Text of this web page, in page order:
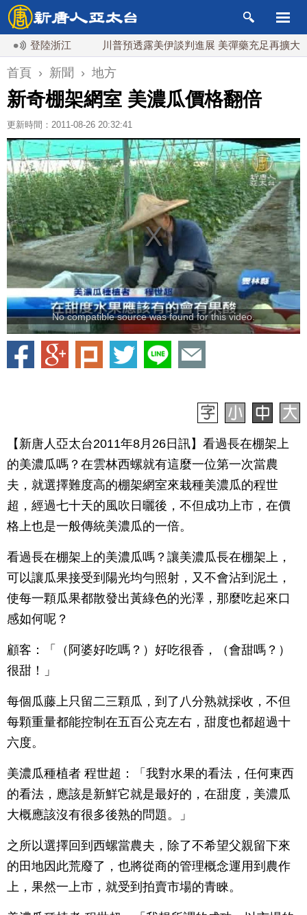
陸浙江 川普預透露美伊談判進展 美彈藥充足再擴大生產
首頁 › 新聞 › 地方
新奇棚架網室 美濃瓜價格翻倍
更新時間：2011-08-26 20:32:41
No compatible source was found for this video.
【新唐人亞太台2011年8月26日訊】看過長在棚架上
的美濃瓜嗎？在雲林西螺就有這麼一位第一次當農
夫，就選擇難度高的棚架網室來栽種美濃瓜的程世
超，經過七十天的風吹日曬後，不但成功上市，在價
格上也是一般傳統美濃瓜的一倍。
看過長在棚架上的美濃瓜嗎？讓美濃瓜長在棚架上，
可以讓瓜果接受到陽光均勻照射，又不會沾到泥土，
使每一顆瓜果都散發出黃綠色的光澤，那麼吃起來口
感如何呢？
顧客：「（阿婆好吃嗎？）好吃很香，（會甜嗎？）
很甜！」
每個瓜藤上只留二三顆瓜，到了八分熟就採收，不但
每顆重量都能控制在五百公克左右，甜度也都超過十
六度。
美濃瓜種植者 程世超：「我對水果的看法，任何東西
的看法，應該是新鮮它就是最好的，在甜度，美濃瓜
大概應該沒有很多後熟的問題。」
之所以選擇回到西螺當農夫，除了不希望父親留下來
的田地因此荒廢了，也將從商的管理概念運用到農作
上，果然一上市，就受到拍賣市場的青睞。